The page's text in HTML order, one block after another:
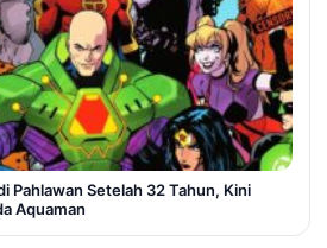
Pahlawan Setelah 32 Tahun, Kini
Aquaman